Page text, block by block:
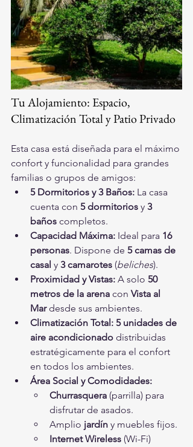
Tu Alojamiento: Espacio,
Climatización Total y Patio Privado
Esta casa está diseñada para el máximo
confort y funcionalidad para grandes
familias o grupos de amigos:
5 Dormitorios y 3 Baños: La casa
cuenta con 5 dormitorios y 3
baños completos.
Capacidad Máxima: Ideal para 16
personas. Dispone de 5 camas de
casal y 3 camarotes (beliches).
Proximidad y Vistas: A solo 50
metros de la arena con Vista al
Mar desde sus ambientes.
Climatización Total: 5 unidades de
aire acondicionado distribuidas
estratégicamente para el confort
en todos los ambientes.
Área Social y Comodidades:
Churrasquera (parrilla) para
disfrutar de asados.
Amplio jardín y muebles fijos.
Internet Wireless (Wi-Fi)